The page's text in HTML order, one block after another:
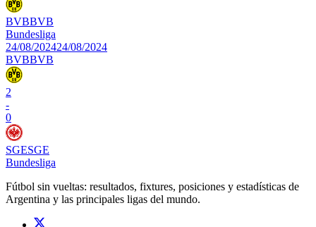
BVBBVB
Bundesliga
24/08/202424/08/2024
BVBBVB
2
-
0
SGESGE
Bundesliga
Fútbol sin vueltas: resultados, fixtures, posiciones y estadísticas de
Argentina y las principales ligas del mundo.